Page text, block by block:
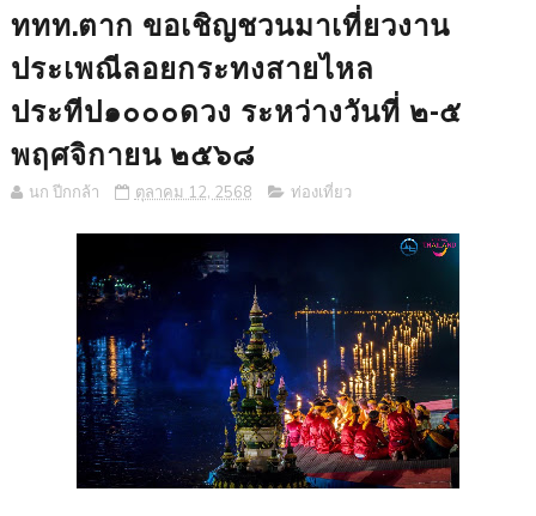
ททท.ตาก ขอเชิญชวนมาเที่ยวงาน
ประเพณีลอยกระทงสายไหล
ประทีป๑๐๐๐ดวง ระหว่างวันที่ ๒-๕
พฤศจิกายน ๒๕๖๘
นก ปีกกล้า ตุลาคม 12, 2568 ท่องเที่ยว